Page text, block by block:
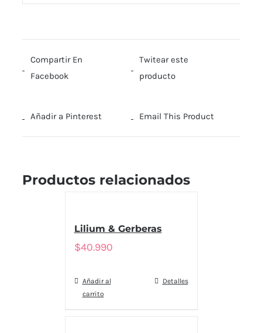
Compartir En
Facebook
Twitear este
producto
Añadir a Pinterest Email This Product
Productos relacionados
Lilium & Gerberas
$40.990
Añadir al
carrito
Detalles